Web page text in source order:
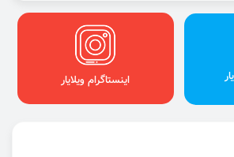
اینستاگرام ویلایار